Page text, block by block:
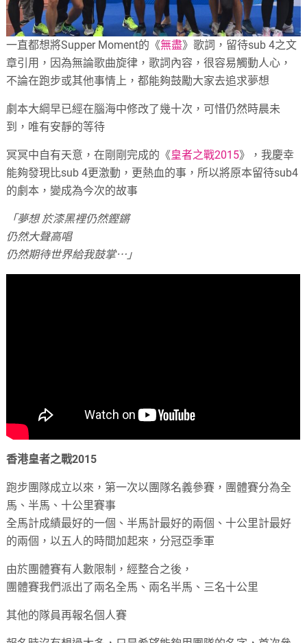
一直都想將Supper Moment的《無盡》歌詞，留待sub 4之文
章引用，因為無論歌曲旋律，歌詞內容，很容易觸動人心，
不論在跑步或其他事情上，都能夠鼓勵大家去追求夢想
劇本大綱早已經在腦海中修改了幾十次，可惜仍然時晨未
到，唯有安靜的等待
冥冥中自有天意，在剛剛完成的《皇者之戰2015》，我慶幸
能夠發現比sub 4更激動，更熱血的事，所以將原本留待sub4
的劇本，變成為今次的故事
「夢想 於漆黑裡仍然鏗鏘
仍然大聲高唱
仍然期待世界給我鼓掌⋯」
香港皇者之戰2015
跑步團隊成立以來，第一次以團隊名義參賽，團體賽分為全
馬、半馬、十公里賽事
全馬計成績最好的一個、半馬計最好的兩個、十公里計最好
的兩個，以五人的時間加起來，分冠亞季軍
由於團體賽有人數限制，經整合之後，
團體賽我們派出了兩名全馬、兩名半馬、三名十公里
其他的隊員再報名個人賽